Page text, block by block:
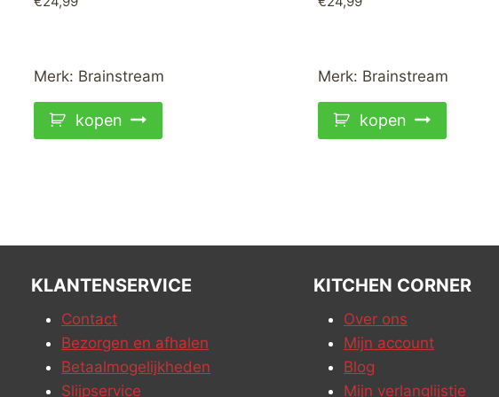
Merk: Brainstream
kopen
Merk: Brainstream
kopen
KLANTENSERVICE
Contact
Bezorgen en afhalen
Betaalmogelijkheden
Slijpservice
KITCHEN CORNER
Over ons
Mijn account
Blog
Mijn verlanglijstje